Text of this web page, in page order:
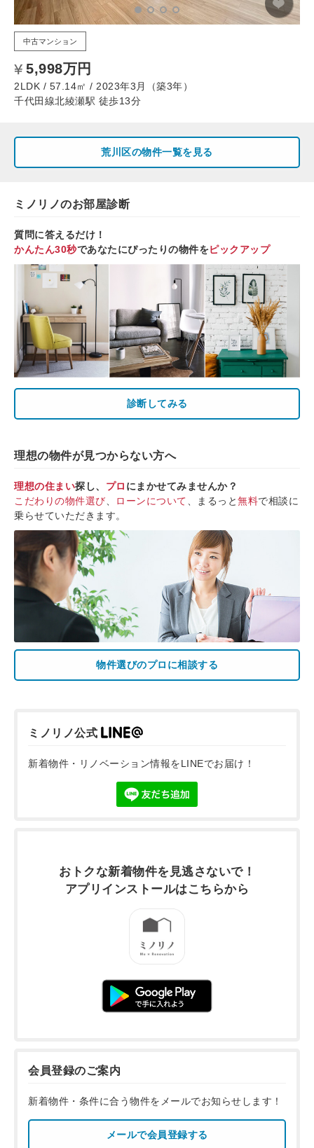
中古マンション
5,998万円
2LDK / 57.14㎡ / 2023年3月（築3年）
千代田線北綾瀬駅 徒歩13分
荒川区の物件一覧を見る
ミノリノのお部屋診断
質問に答えるだけ！
かんたん30秒であなたにぴったりの物件をピックアップ
診断してみる
理想の物件が見つからない方へ
理想の住まい探し、 プロ にまかせてみませんか？
こだわりの物件選び
ローンについて 、まるっと無料で相談に
乗らせていただきます。
物件選びのプロに相談する
ミノリノ公式
新着物件・リノベーション情報をLINEでお届け！
おトクな新着物件を 見逃さないで！
アプリインストールはこちらから
会員登録のご案内
新着物件・条件に合う物件をメールでお知らせします！
メールで会員登録する